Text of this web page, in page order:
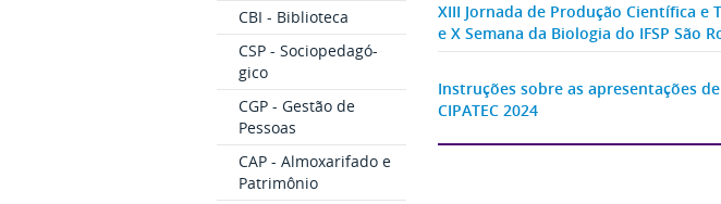
CBI - Biblioteca
CSP - Sociopedagó-
gico
CGP - Gestão de
Pessoas
CAP - Almoxarifado e
Patrimônio
XIII Jornada de Produção Científica e
e X Semana da Biologia do IFSP São
Instruções sobre as apresentações
CIPATEC 2024